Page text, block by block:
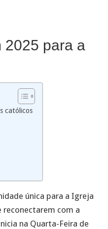
2025 para a
católicos
única para a Igreja
reconectarem com a
na Quarta-Feira de